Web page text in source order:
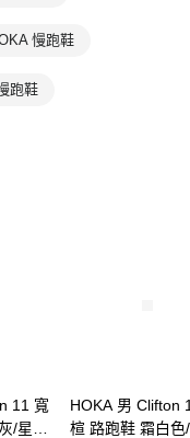
慢跑鞋
跑鞋
11 寬
/星塵
HOKA 男 Clifton
楦 路跑鞋 霜白色